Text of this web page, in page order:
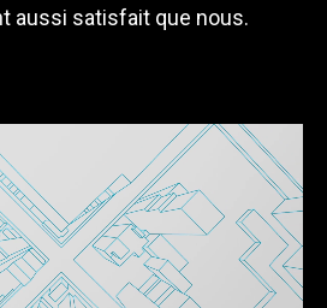
aussi satisfait que nous.